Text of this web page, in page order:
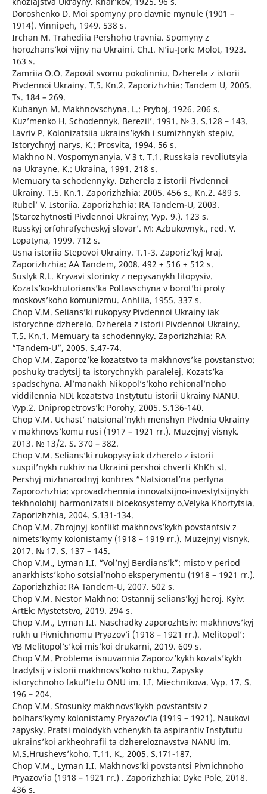
Doroshenko D. Moi spomyny pro davnie mynule (1901 –
1914). Vinnipeh, 1949. 538 s.
Irchan M. Trahediia Pershoho travnia. Spomyny z
horozhans’koi vijny na Ukraini. Ch.I. N’iu-Jork: Molot, 1923.
163 s.
Zamriia O.O. Zapovit svomu pokolinniu. Dzherela z istorii
Pivdennoi Ukrainy. T.5. Kn.2. Zaporizhzhia: Tandem U, 2005.
Ts. 184 – 269.
Kubanyn M. Makhnovschyna. L.: Pryboj, 1926. 206 s.
Kuz’menko H. Schodennyk. Berezil’. 1991. № 3. S.128 – 143.
Lavriv P. Kolonizatsiia ukrains’kykh i sumizhnykh stepiv.
Istorychnyj narys. K.: Prosvita, 1994. 56 s.
Makhno N. Vospomynanyia. V 3 t. T.1. Russkaia revoliutsyia
na Ukrayne. K.: Ukraina, 1991. 218 s.
Memuary ta schodennyky. Dzherela z istorii Pivdennoi
Ukrainy. T.5. Kn.1. Zaporizhzhia: 2005. 456 s., Kn.2. 489 s.
Rubel’ V. Istoriia. Zaporizhzhia: RA Tandem-U, 2003.
(Starozhytnosti Pivdennoi Ukrainy; Vyp. 9.). 123 s.
Russkyj orfohrafycheskyj slovar’. M: Azbukovnyk., red. V.
Lopatyna, 1999. 712 s.
Usna istoriia Stepovoi Ukrainy. T.1-3. Zaporiz’kyj kraj.
Zaporizhzhia: AA Tandem, 2008. 492 + 516 + 512 s.
Suslyk R.L. Kryvavi storinky z nepysanykh litopysiv.
Kozats’ko-khutorians’ka Poltavschyna v borot’bi proty
moskovs’koho komunizmu. Anhliia, 1955. 337 s.
Chop V.M. Selians’ki rukopysy Pivdennoi Ukrainy iak
istorychne dzherelo. Dzherela z istorii Pivdennoi Ukrainy.
T.5. Kn.1. Memuary ta schodennyky. Zaporizhzhia: RA
“Tandem-U”, 2005. S.47-74.
Chop V.M. Zaporoz’ke kozatstvo ta makhnovs’ke povstanstvo:
poshuky tradytsij ta istorychnykh paralelej. Kozats’ka
spadschyna. Al’manakh Nikopol’s’koho rehional’noho
viddilennia NDI kozatstva Instytutu istorii Ukrainy NANU.
Vyp.2. Dnipropetrovs’k: Porohy, 2005. S.136-140.
Chop V.M. Uchast’ natsional’nykh menshyn Pivdnia Ukrainy
v makhnovs’komu rusi (1917 – 1921 rr.). Muzejnyj visnyk.
2013. № 13/2. S. 370 – 382.
Chop V.M. Selians’ki rukopysy iak dzherelo z istorii
suspil’nykh rukhiv na Ukraini pershoi chverti KhKh st.
Pershyj mizhnarodnyj konhres “Natsional’na perlyna
Zaporozhzhia: vprovadzhennia innovatsijno-investytsijnykh
tekhnolohij harmonizatsii bioekosystemy o.Velyka Khortytsia.
Zaporizhzhia, 2004. S.131-134.
Chop V.M. Zbrojnyj konflikt makhnovs’kykh povstantsiv z
nimets’kymy kolonistamy (1918 – 1919 rr.). Muzejnyj visnyk.
2017. № 17. S. 137 – 145.
Chop V.M., Lyman I.I. “Vol’nyj Berdians’k”: misto v period
anarkhists’koho sotsial’noho eksperymentu (1918 – 1921 rr.).
Zaporizhzhia: RA Tandem-U, 2007. 502 s.
Chop V.M. Nestor Makhno: Ostannij selians’kyj heroj. Kyiv:
ArtEk: Mystetstvo, 2019. 294 s.
Chop V.M., Lyman I.I. Naschadky zaporozhtsiv: makhnovs’kyj
rukh u Pivnichnomu Pryazov’i (1918 – 1921 rr.). Melitopol’:
VB Melitopol’s’koi mis’koi drukarni, 2019. 609 s.
Chop V.M. Problema isnuvannia Zaporoz’kykh kozats’kykh
tradytsij v istorii makhnovs’koho rukhu. Zapysky
istorychnoho fakul’tetu ONU im. I.I. Miechnikova. Vyp. 17. S.
196 – 204.
Chop V.M. Stosunky makhnovs’kykh povstantsiv z
bolhars’kymy kolonistamy Pryazov’ia (1919 – 1921). Naukovi
zapysky. Pratsi molodykh vchenykh ta aspirantiv Instytutu
ukrains’koi arkheohrafii ta dzhereloznavstva NANU im.
M.S.Hrushevs’koho. T.11. K., 2005. S.171-187.
Chop V.M., Lyman I.I. Makhnovs’ki povstantsi Pivnichnoho
Pryazov’ia (1918 – 1921 rr.) . Zaporizhzhia: Dyke Pole, 2018.
436 s.